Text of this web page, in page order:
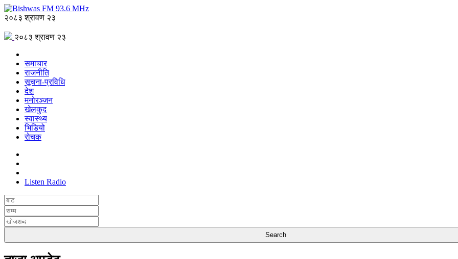
२०८३ श्रावण २३
२०८३ श्रावण २३
समाचार
राजनीति
सूचना-प्रविधि
देश
मनोरञ्जन
खेलकुद
स्वास्थ्य
भिडियो
रोचक
Listen Radio